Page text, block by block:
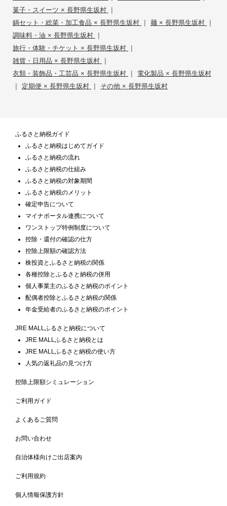
菓子・スイーツ × 長野県生坂村 |
鍋セット・総菜・加工食品 × 長野県生坂村 | 麺 × 長野県生坂村 |
調味料・油 × 長野県生坂村 |
旅行・体験・チケット × 長野県生坂村 |
雑貨・日用品 × 長野県生坂村 |
衣類・装飾品・工芸品 × 長野県生坂村 | 電化製品 × 長野県生坂村
| 定期便 × 長野県生坂村 | その他 × 長野県生坂村
ふるさと納税ガイド
ふるさと納税はじめてガイド
ふるさと納税の流れ
ふるさと納税の仕組み
ふるさと納税の対象期間
ふるさと納税のメリット
確定申告について
マイナポータル連携について
ワンストップ特例制度について
控除・還付の確認の仕方
控除上限額の確認方法
株投資とふるさと納税の関係
各種控除とふるさと納税の併用
個人事業主のふるさと納税のポイント
配偶者控除とふるさと納税の関係
年金受給者のふるさと納税のポイント
JRE MALLふるさと納税について
JRE MALLふるさと納税とは
JRE MALLふるさと納税の使い方
人気の返礼品の見つけ方
控除上限額シミュレーション
ご利用ガイド
よくあるご質問
お問い合わせ
自治体様向けご出店案内
ご利用規約
個人情報保護方針